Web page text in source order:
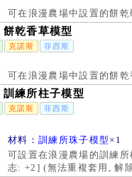
可在浪漫農場中設置的餅
餅乾香草模型
克諾斯 菲西斯
可在浪漫農場中設置的餅
訓練所柱子模型
克諾斯 菲西斯
材料： 訓練所珠子模型 ×1
可設置在浪漫農場的訓練
志: +2] (無法重複套用, 解